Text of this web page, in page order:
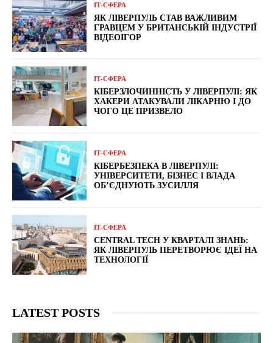
ІТ-СФЕРА
ЯК ЛІВЕРПУЛЬ СТАВ ВАЖЛИВИМ
ГРАВЦЕМ У БРИТАНСЬКІЙ ІНДУСТРІЇ
ВІДЕОІГОР
ІТ-СФЕРА
КІБЕРЗЛОЧИННІСТЬ У ЛІВЕРПУЛІ: ЯК
ХАКЕРИ АТАКУВАЛИ ЛІКАРНЮ І ДО
ЧОГО ЦЕ ПРИЗВЕЛО
ІТ-СФЕРА
КІБЕРБЕЗПЕКА В ЛІВЕРПУЛІ:
УНІВЕРСИТЕТИ, БІЗНЕС І ВЛАДА
ОБ’ЄДНУЮТЬ ЗУСИЛЛЯ
ІТ-СФЕРА
CENTRAL TECH У КВАРТАЛІ ЗНАНЬ:
ЯК ЛІВЕРПУЛЬ ПЕРЕТВОРЮЄ ІДЕЇ НА
ТЕХНОЛОГІЇ
LATEST POSTS